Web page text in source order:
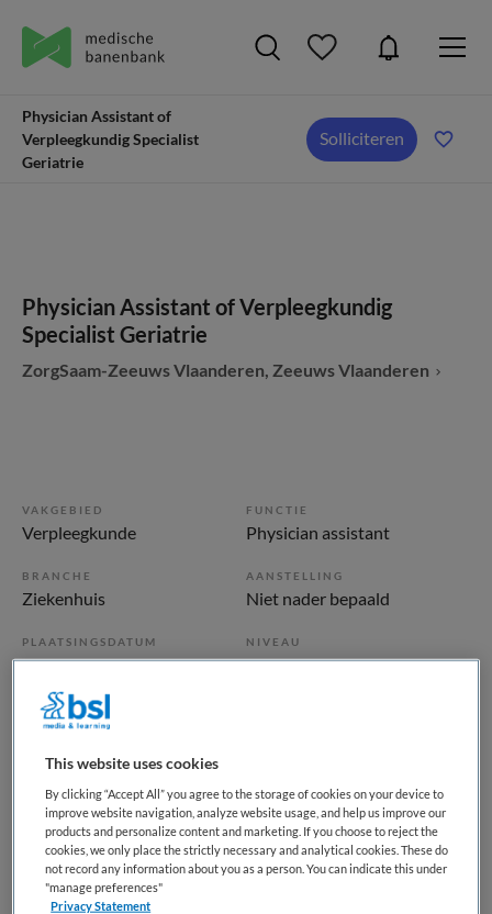
Physician Assistant of
Verpleegkundig Specialist
Geriatrie
Solliciteren
Physician Assistant of Verpleegkundig
Specialist Geriatrie
ZorgSaam-Zeeuws Vlaanderen, Zeeuws Vlaanderen
VAKGEBIED
Verpleegkunde
FUNCTIE
Physician assistant
BRANCHE
Ziekenhuis
AANSTELLING
Niet nader bepaald
PLAATSINGSDATUM
18 april 2026
NIVEAU
HBO
ERVARING
Ervaren
Vacature niet beschikbaar
Deze vacature Physician Assistant of Verpleegkundig
Specialist Geriatrie bij ZorgSaam-Zeeuws Vlaanderen is
niet meer actueel. Hieronder staan enkele vergelijkbare
This website uses cookies
By clicking “Accept All” you agree to the storage of cookies on your device to
improve website navigation, analyze website usage, and help us improve our
products and personalize content and marketing. If you choose to reject the
cookies, we only place the strictly necessary and analytical cookies. These do
not record any information about you as a person. You can indicate this under
"manage preferences"
Privacy Statement